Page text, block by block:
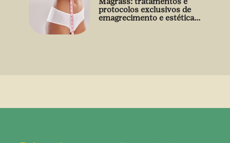
protocolos exclusivos de
emagrecimento e estética